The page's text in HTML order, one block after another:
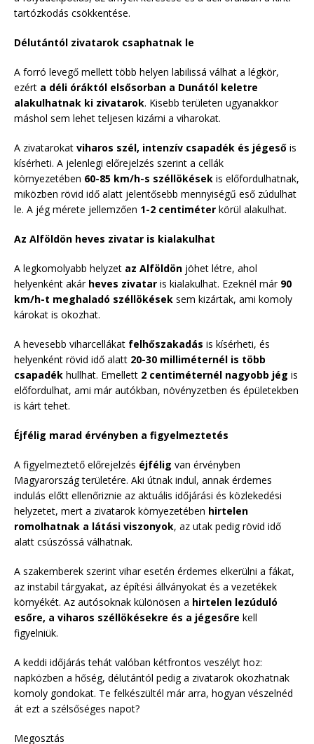
tartózkodás csökkentése.
Délutántól zivatarok csaphatnak le
A forró levegő mellett több helyen labilissá válhat a légkör,
ezért a déli óráktól elsősorban a Dunától keletre
alakulhatnak ki zivatarok. Kisebb területen ugyanakkor
máshol sem lehet teljesen kizárni a viharokat.
A zivatarokat viharos szél, intenzív csapadék és jégeső is
kísérheti. A jelenlegi előrejelzés szerint a cellák
környezetében 60-85 km/h-s széllökések is előfordulhatnak,
miközben rövid idő alatt jelentősebb mennyiségű eső zúdulhat
le. A jég mérete jellemzően 1-2 centiméter körül alakulhat.
Az Alföldön heves zivatar is kialakulhat
A legkomolyabb helyzet az Alföldön jöhet létre, ahol
helyenként akár heves zivatar is kialakulhat. Ezeknél már 90
km/h-t meghaladó széllökések sem kizártak, ami komoly
károkat is okozhat.
A hevesebb viharcellákat felhőszakadás is kísérheti, és
helyenként rövid idő alatt 20-30 milliméternél is több
csapadék hullhat. Emellett 2 centiméternél nagyobb jég is
előfordulhat, ami már autókban, növényzetben és épületekben
is kárt tehet.
Éjfélig marad érvényben a figyelmeztetés
A figyelmeztető előrejelzés éjfélig van érvényben
Magyarország területére. Aki útnak indul, annak érdemes
indulás előtt ellenőriznie az aktuális időjárási és közlekedési
helyzetet, mert a zivatarok környezetében hirtelen
romolhatnak a látási viszonyok, az utak pedig rövid idő
alatt csúszóssá válhatnak.
A szakemberek szerint vihar esetén érdemes elkerülni a fákat,
az instabil tárgyakat, az építési állványokat és a vezetékek
környékét. Az autósoknak különösen a hirtelen lezúduló
esőre, a viharos széllökésekre és a jégesőre kell
figyelniük.
A keddi időjárás tehát valóban kétfrontos veszélyt hoz:
napközben a hőség, délutántól pedig a zivatarok okozhatnak
komoly gondokat. Te felkészültél már arra, hogyan vészelnéd
át ezt a szélsőséges napot?
Megosztás